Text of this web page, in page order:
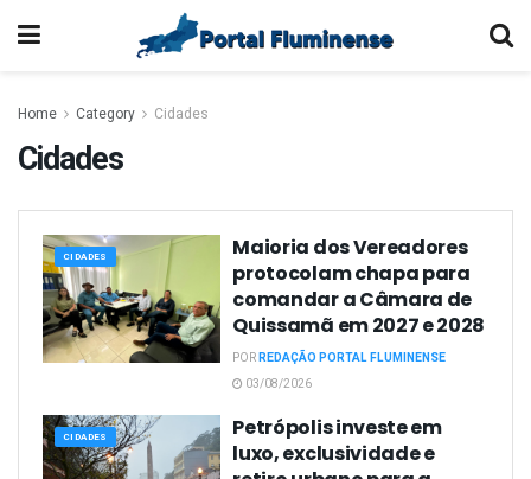
Home Category Cidades
Cidades
CIDADES
Maioria dos Vereadores
protocolam chapa para
comandar a Câmara de
Quissamã em 2027 e 2028
PORREDAÇÃO PORTAL FLUMINENSE
03/08/2026
CIDADES
Petrópolis investe em
luxo, exclusividade e